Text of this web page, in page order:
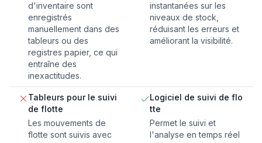
d'inventaire sont
enregistrés
manuellement dans des
tableurs ou des
registres papier, ce qui
entraîne des
inexactitudes.
instantanées sur les
niveaux de stock,
réduisant les erreurs et
améliorant la visibilité.
Tableurs pour le suivi
de flotte
Les mouvements de
flotte sont suivis avec
Logiciel de suivi de flo
tte
Permet le suivi et
l'analyse en temps réel